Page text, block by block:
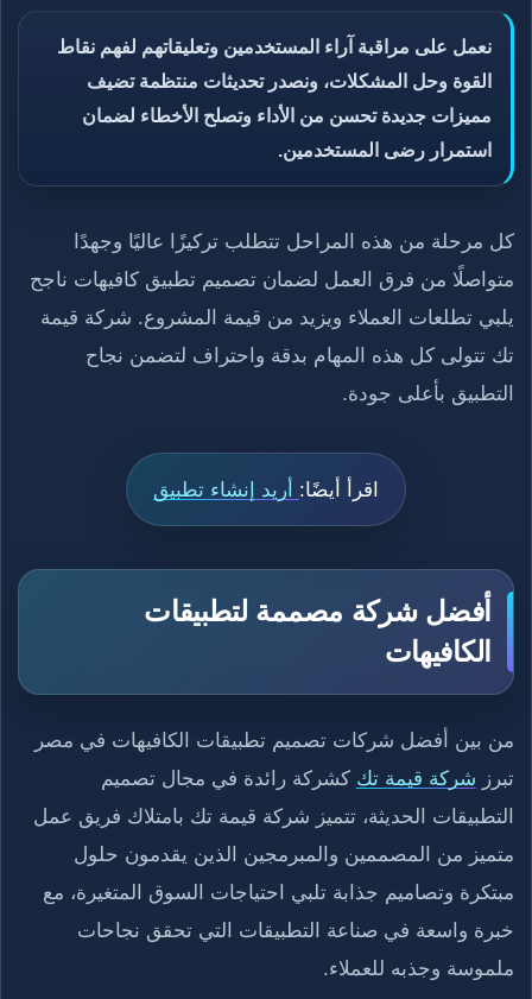
نعمل على مراقبة آراء المستخدمين وتعليقاتهم لفهم نقاط
القوة وحل المشكلات، ونصدر تحديثات منتظمة تضيف
مميزات جديدة تحسن من الأداء وتصلح الأخطاء لضمان
استمرار رضى المستخدمين.
كل مرحلة من هذه المراحل تتطلب تركيزًا عاليًا وجهدًا
متواصلًا من فرق العمل لضمان تصميم تطبيق كافيهات ناجح
يلبي تطلعات العملاء ويزيد من قيمة المشروع. شركة قيمة
تك تتولى كل هذه المهام بدقة واحتراف لتضمن نجاح
التطبيق بأعلى جودة.
اقرأ أيضًا: أريد إنشاء تطبيق
أفضل شركة مصممة لتطبيقات
الكافيهات
من بين أفضل شركات تصميم تطبيقات الكافيهات في مصر
تبرز شركة قيمة تك كشركة رائدة في مجال تصميم
التطبيقات الحديثة، تتميز شركة قيمة تك بامتلاك فريق عمل
متميز من المصممين والمبرمجين الذين يقدمون حلول
مبتكرة وتصاميم جذابة تلبي احتياجات السوق المتغيرة، مع
خبرة واسعة في صناعة التطبيقات التي تحقق نجاحات
ملموسة وجذبه للعملاء.